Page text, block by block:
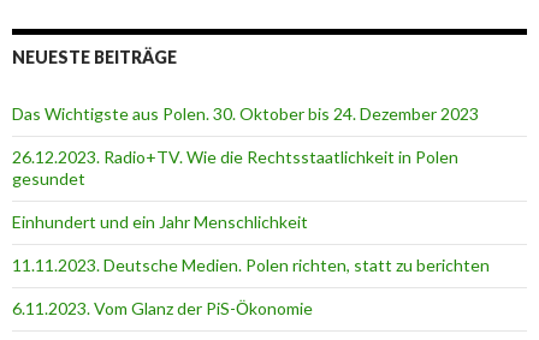
NEUESTE BEITRÄGE
Das Wichtigste aus Polen. 30. Oktober bis 24. Dezember 2023
26.12.2023. Radio+TV. Wie die Rechtsstaatlichkeit in Polen
gesundet
Einhundert und ein Jahr Menschlichkeit
11.11.2023. Deutsche Medien. Polen richten, statt zu berichten
6.11.2023. Vom Glanz der PiS-Ӧkonomie